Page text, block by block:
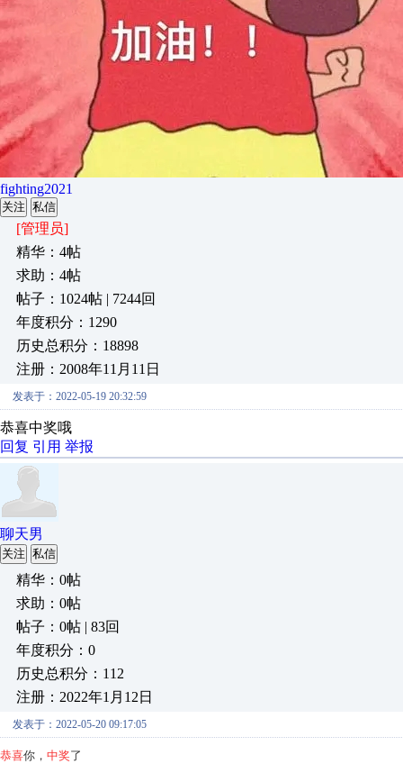
fighting2021
关注 私信
[管理员]
精华：4帖
求助：4帖
帖子：1024帖 | 7244回
年度积分：1290
历史总积分：18898
注册：2008年11月11日
发表于：2022-05-19 20:32:59
恭喜中奖哦
回复 引用 举报
聊天男
关注 私信
精华：0帖
求助：0帖
帖子：0帖 | 83回
年度积分：0
历史总积分：112
注册：2022年1月12日
发表于：2022-05-20 09:17:05
恭喜你， 中奖了